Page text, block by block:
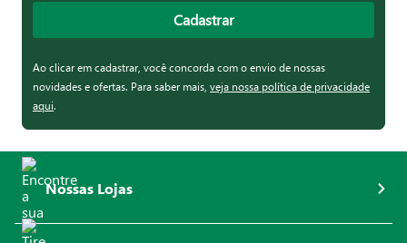
Cadastrar
Ao clicar em cadastrar, você concorda com o envio de nossas
novidades e ofertas. Para saber mais, veja nossa política de privacidade
aqui.
Nossas Lojas